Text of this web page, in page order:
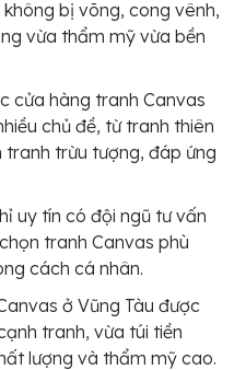
bị võng, cong vênh,
vừa thẩm mỹ vừa bền
cửa hàng tranh Canvas
chủ đề, từ tranh thiên
tranh trừu tượng, đáp ứng
uy tín có đội ngũ tư vấn
tranh Canvas phù
cách cá nhân.
ở Vũng Tàu được
tranh, vừa túi tiền
lượng và thẩm mỹ cao.